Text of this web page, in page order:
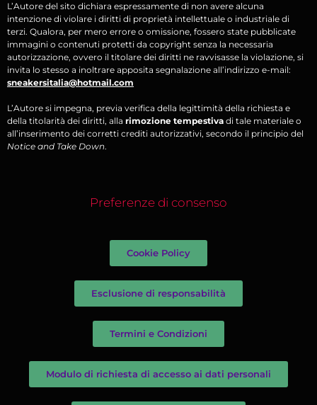
L’Autore del sito dichiara espressamente di non avere alcuna
intenzione di violare i diritti di proprietà intellettuale o industriale di
terzi. Qualora, per mero errore o omissione, fossero state pubblicate
immagini o contenuti protetti da copyright senza la necessaria
autorizzazione, ovvero il titolare dei diritti ne ravvisasse la violazione, si
invita lo stesso a inoltrare apposita segnalazione all’indirizzo e-mail:
sneakersitalia@hotmail.com
L’Autore si impegna, previa verifica della legittimità della richiesta e
della titolarità dei diritti, alla rimozione tempestiva di tale materiale o
all’inserimento dei corretti crediti autorizzativi, secondo il principio del
Notice and Take Down.
Preferenze di consenso
Cookie Policy
Esclusione di responsabilità
Termini e Condizioni
Modulo di richiesta di accesso ai dati personali